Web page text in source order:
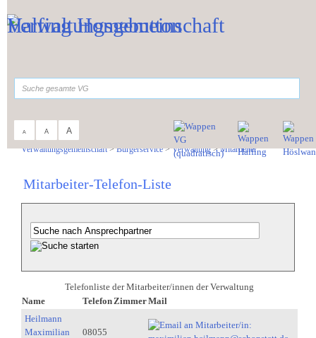
A A A
Verwaltungsgemeinschaft>Bürgerservice>Verwaltung>Mitarbeiter
Mitarbeiter-Telefon-Liste
Telefonliste der Mitarbeiter/innen der Verwaltung
Name
Telefon ZimmerMail
Heilmann
Maximilian
08055